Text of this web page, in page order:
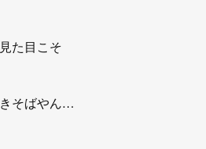
見た目こそ
そばやん…